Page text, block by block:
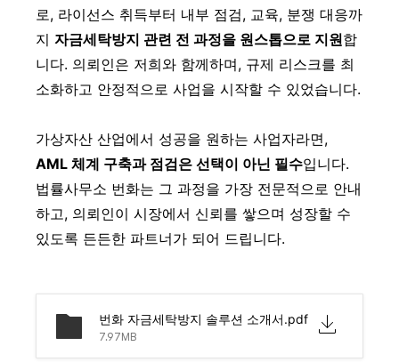
로, 라이선스 취득부터 내부 점검, 교육, 분쟁 대응까
지 자금세탁방지 관련 전 과정을 원스톱으로 지원합
니다. 의뢰인은 저희와 함께하며, 규제 리스크를 최
소화하고 안정적으로 사업을 시작할 수 있었습니다.
가상자산 산업에서 성공을 원하는 사업자라면,
AML 체계 구축과 점검은 선택이 아닌 필수입니다.
법률사무소 번화는 그 과정을 가장 전문적으로 안내
하고, 의뢰인이 시장에서 신뢰를 쌓으며 성장할 수
있도록 든든한 파트너가 되어 드립니다.
번화 자금세탁방지 솔루션 소개서.pdf
7.97MB